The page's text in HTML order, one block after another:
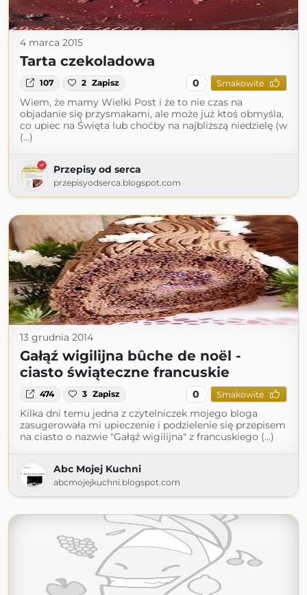
4 marca 2015
Tarta czekoladowa
107 2 Zapisz 0 Smakowite
Wiem, że mamy Wielki Post i że to nie czas na
objadanie się przysmakami, ale może już ktoś obmyśla,
co upiec na Święta lub choćby na najbliższą niedzielę (w
(...)
Przepisy od serca
przepisyodserca.blogspot.com
13 grudnia 2014
Gałąź wigilijna bûche de noël -
ciasto świąteczne francuskie
474 3 Zapisz 0 Smakowite
Kilka dni temu jedna z czytelniczek mojego bloga
zasugerowała mi upieczenie i podzielenie się przepisem
na ciasto o nazwie "Gałąź wigilijna" z francuskiego (...)
Abc Mojej Kuchni
abcmojejkuchni.blogspot.com